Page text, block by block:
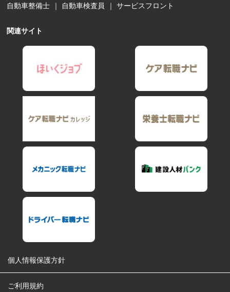
自動車整備士 ｜ 自動車検査員 ｜サービスフロント
関連サイト
個人情報保護方針
ご利用規約